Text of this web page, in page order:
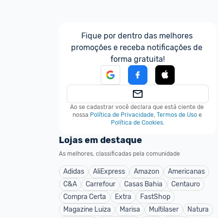
Fique por dentro das melhores
promoções e receba notificações de
forma gratuita!
Ao se cadastrar você declara que está ciente de
nossa Política de Privacidade, Termos de Uso e
Política de Cookies.
Lojas em destaque
As melhores, classificadas pela comunidade
Adidas AliExpress Amazon
Americanas
C&A
Carrefour Casas Bahia
Centauro
Compra Certa
Extra
FastShop
Magazine Luiza
Marisa Multilaser
Natura